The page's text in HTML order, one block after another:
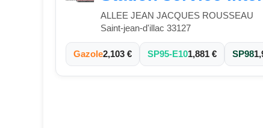
ALLEE JEAN JACQUES ROUSSEAU
Saint-jean-d'illac 33127
Gazole2,103 € SP95-E101,881 € SP98